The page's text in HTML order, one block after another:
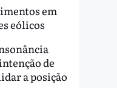
em
eólicos
de
a posição